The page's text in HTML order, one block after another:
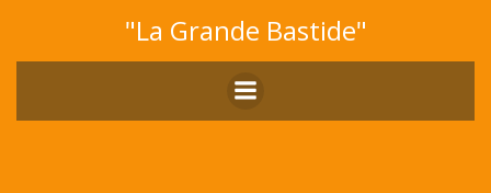
au
contenu
"La Grande Bastide"